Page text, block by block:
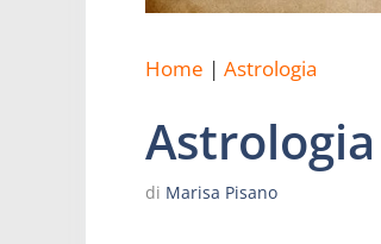
Home | Astrologia
di Marisa Pisano